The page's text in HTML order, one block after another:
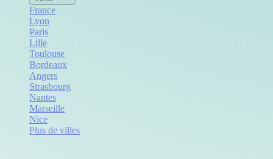
France
Lyon
Paris
Lille
Toulouse
Bordeaux
Angers
Strasbourg
Nantes
Marseille
Nice
Plus de villes